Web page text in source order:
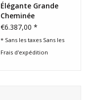
Élégante Grande
Cheminée
Ornementale En
Blanche
€6.387,00 *
* Sans les taxes Sans les
Frais d'expédition